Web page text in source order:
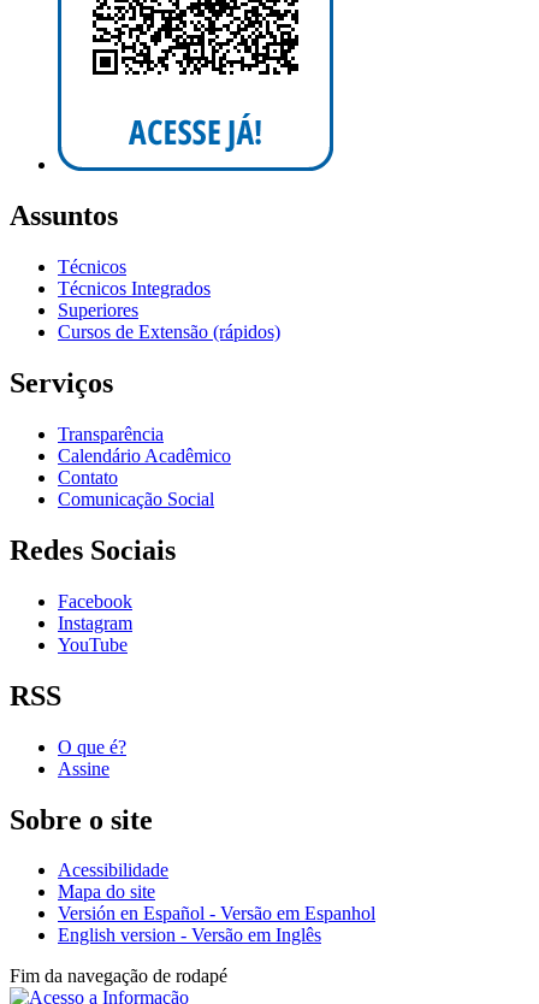
Assuntos
Técnicos
Técnicos Integrados
Superiores
Cursos de Extensão (rápidos)
Serviços
Transparência
Calendário Acadêmico
Contato
Comunicação Social
Redes Sociais
Facebook
Instagram
YouTube
RSS
O que é?
Assine
Sobre o site
Acessibilidade
Mapa do site
Versión en Español - Versão em Espanhol
English version - Versão em Inglês
Fim da navegação de rodapé